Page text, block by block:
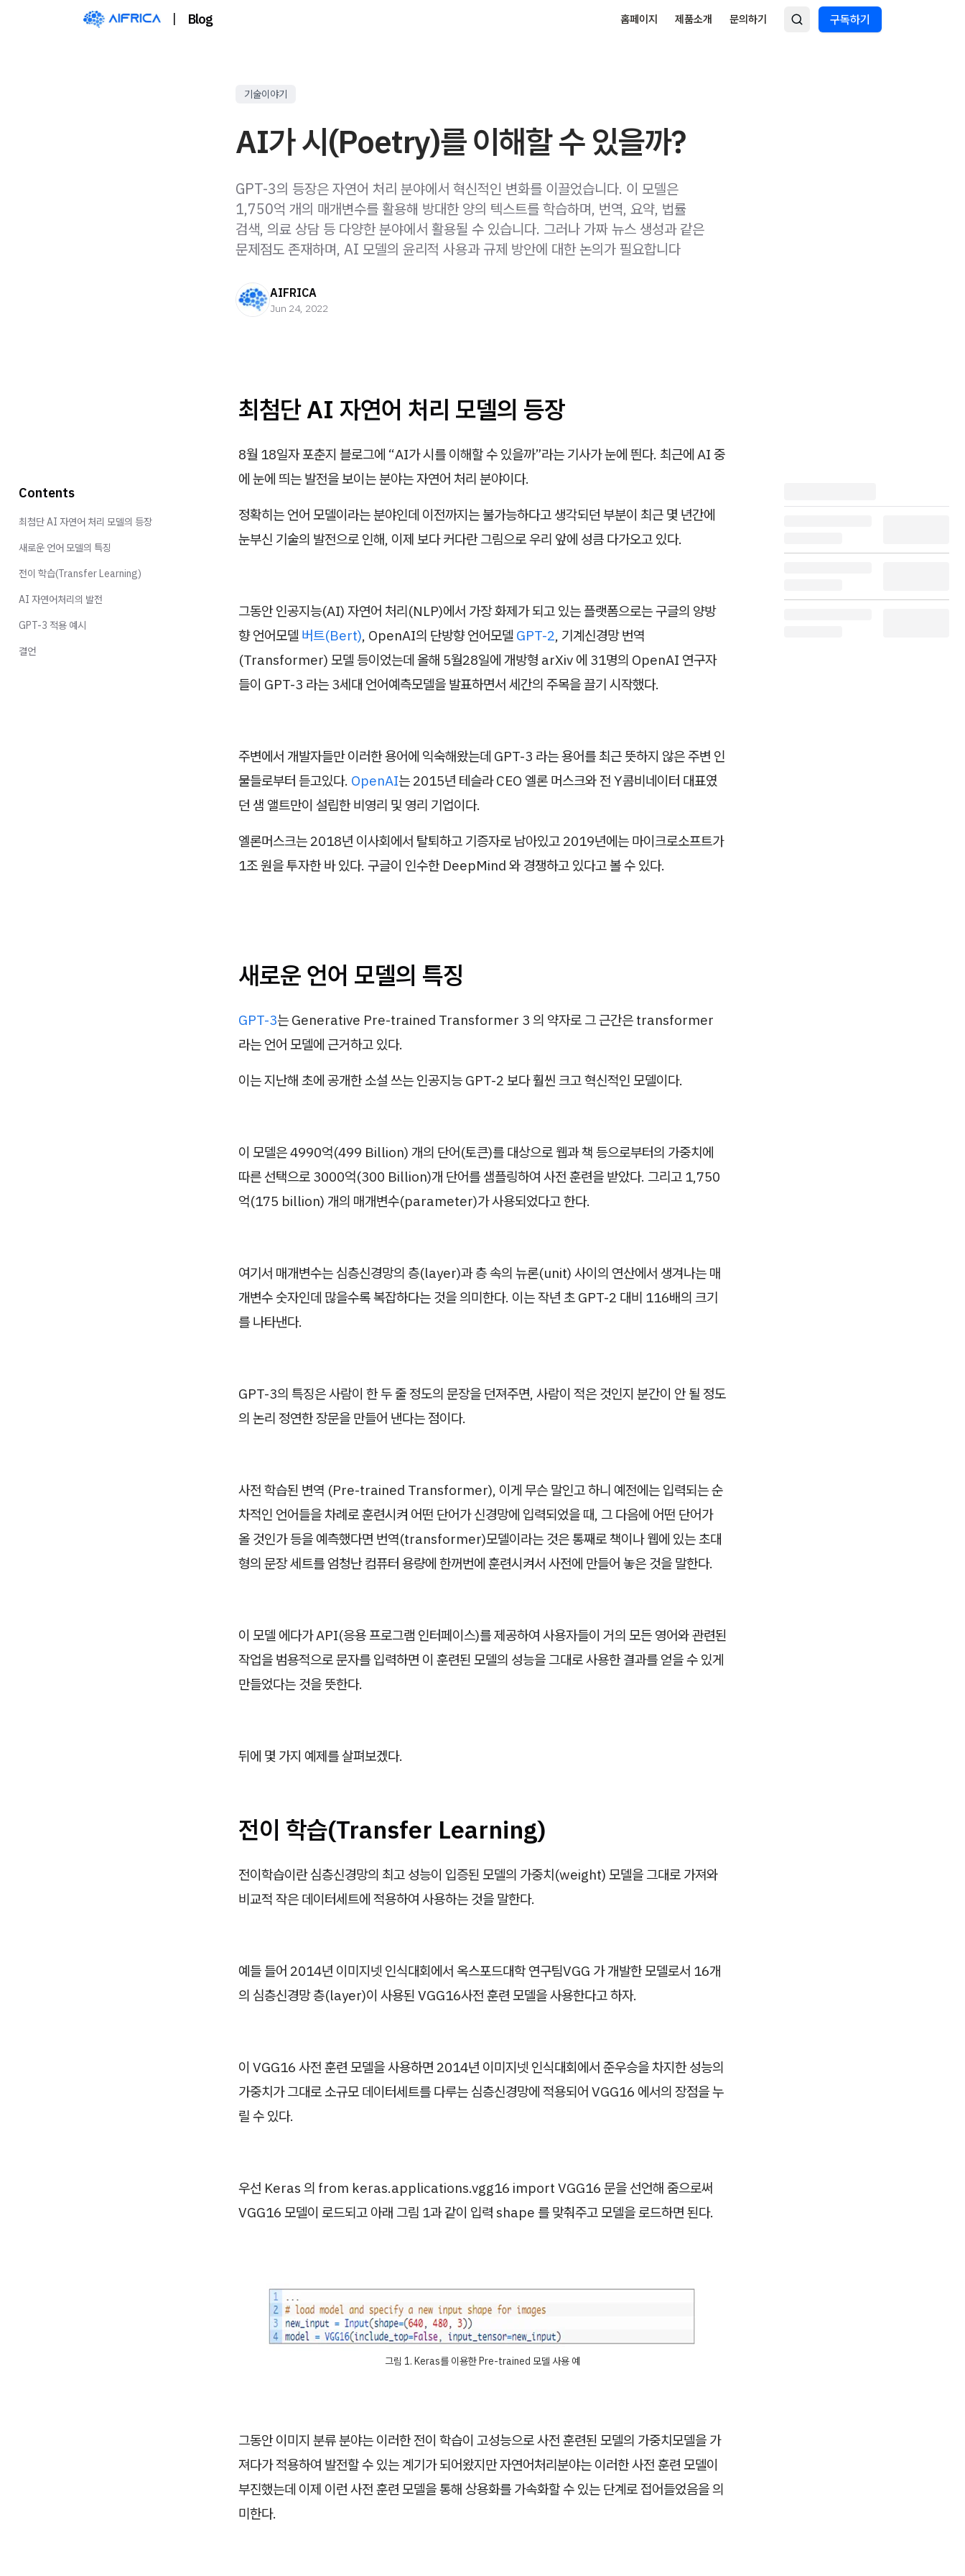
| Blog 홈페이지 제품소개 문의하기 구독하기
기술이야기
AI가 시(Poetry)를 이해할 수 있을까?
GPT-3의 등장은 자연어 처리 분야에서 혁신적인 변화를 이끌었습니다. 이 모델은
1,750억 개의 매개변수를 활용해 방대한 양의 텍스트를 학습하며, 번역, 요약, 법률
검색, 의료 상담 등 다양한 분야에서 활용될 수 있습니다. 그러나 가짜 뉴스 생성과 같은
문제점도 존재하며, AI 모델의 윤리적 사용과 규제 방안에 대한 논의가 필요합니다
AIFRICA
Jun 24, 2022
최첨단 AI 자연어 처리 모델의 등장
8월 18일자 포춘지 블로그에 “AI가 시를 이해할 수 있을까”라는 기사가 눈에 띈다. 최근에 AI 중
에 눈에 띄는 발전을 보이는 분야는 자연어 처리 분야이다.
정확히는 언어 모델이라는 분야인데 이전까지는 불가능하다고 생각되던 부분이 최근 몇 년간에
눈부신 기술의 발전으로 인해, 이제 보다 커다란 그림으로 우리 앞에 성큼 다가오고 있다.
그동안 인공지능(AI) 자연어 처리(NLP)에서 가장 화제가 되고 있는 플랫폼으로는 구글의 양방
향 언어모델 버트(Bert), OpenAI의 단방향 언어모델 GPT-2, 기계신경망 번역
(Transformer) 모델 등이었는데 올해 5월28일에 개방형 arXiv 에 31명의 OpenAI 연구자
들이 GPT-3 라는 3세대 언어예측모델을 발표하면서 세간의 주목을 끌기 시작했다.
주변에서 개발자들만 이러한 용어에 익숙해왔는데 GPT-3 라는 용어를 최근 뜻하지 않은 주변 인
물들로부터 듣고있다. OpenAI는 2015년 테슬라 CEO 엘론 머스크와 전 Y콤비네이터 대표였
던 샘 앨트만이 설립한 비영리 및 영리 기업이다.
엘론머스크는 2018년 이사회에서 탈퇴하고 기증자로 남아있고 2019년에는 마이크로소프트가
1조 원을 투자한 바 있다. 구글이 인수한 DeepMind 와 경쟁하고 있다고 볼 수 있다.
새로운 언어 모델의 특징
GPT-3는 Generative Pre-trained Transformer 3 의 약자로 그 근간은 transformer
라는 언어 모델에 근거하고 있다.
이는 지난해 초에 공개한 소설 쓰는 인공지능 GPT-2 보다 훨씬 크고 혁신적인 모델이다.
이 모델은 4990억(499 Billion) 개의 단어(토큰)를 대상으로 웹과 책 등으로부터의 가중치에
따른 선택으로 3000억(300 Billion)개 단어를 샘플링하여 사전 훈련을 받았다. 그리고 1,750
억(175 billion) 개의 매개변수(parameter)가 사용되었다고 한다.
여기서 매개변수는 심층신경망의 층(layer)과 층 속의 뉴론(unit) 사이의 연산에서 생겨나는 매
개변수 숫자인데 많을수록 복잡하다는 것을 의미한다. 이는 작년 초 GPT-2 대비 116배의 크기
를 나타낸다.
GPT-3의 특징은 사람이 한 두 줄 정도의 문장을 던져주면, 사람이 적은 것인지 분간이 안 될 정도
의 논리 정연한 장문을 만들어 낸다는 점이다.
사전 학습된 변역 (Pre-trained Transformer), 이게 무슨 말인고 하니 예전에는 입력되는 순
차적인 언어들을 차례로 훈련시켜 어떤 단어가 신경망에 입력되었을 때, 그 다음에 어떤 단어가
올 것인가 등을 예측했다면 번역(transformer)모델이라는 것은 통째로 책이나 웹에 있는 초대
형의 문장 세트를 엄청난 컴퓨터 용량에 한꺼번에 훈련시켜서 사전에 만들어 놓은 것을 말한다.
이 모델 에다가 API(응용 프로그램 인터페이스)를 제공하여 사용자들이 거의 모든 영어와 관련된
작업을 범용적으로 문자를 입력하면 이 훈련된 모델의 성능을 그대로 사용한 결과를 얻을 수 있게
만들었다는 것을 뜻한다.
뒤에 몇 가지 예제를 살펴보겠다.
전이 학습(Transfer Learning)
전이학습이란 심층신경망의 최고 성능이 입증된 모델의 가중치(weight) 모델을 그대로 가져와
비교적 작은 데이터세트에 적용하여 사용하는 것을 말한다.
예들 들어 2014년 이미지넷 인식대회에서 옥스포드대학 연구팀VGG 가 개발한 모델로서 16개
의 심층신경망 층(layer)이 사용된 VGG16사전 훈련 모델을 사용한다고 하자.
​이 VGG16 사전 훈련 모델을 사용하면 2014년 이미지넷 인식대회에서 준우승을 차지한 성능의
가중치가 그대로 소규모 데이터세트를 다루는 심층신경망에 적용되어 VGG16 에서의 장점을 누
릴 수 있다.
우선 Keras 의 from keras.applications.vgg16 import VGG16 문을 선언해 줌으로써
VGG16 모델이 로드되고 아래 그림 1과 같이 입력 shape 를 맞춰주고 모델을 로드하면 된다.
그림 1. Keras를 이용한 Pre-trained 모델 사용 예
그동안 이미지 분류 분야는 이러한 전이 학습이 고성능으로 사전 훈련된 모델의 가중치모델을 가
져다가 적용하여 발전할 수 있는 계기가 되어왔지만 자연어처리분야는 이러한 사전 훈련 모델이
부진했는데 이제 이런 사전 훈련 모델을 통해 상용화를 가속화할 수 있는 단계로 접어들었음을 의
미한다.
Contents
최첨단 AI 자연어 처리 모델의 등장
새로운 언어 모델의 특징
전이 학습(Transfer Learning)
AI 자연어처리의 발전
GPT-3 적용 예시
결언